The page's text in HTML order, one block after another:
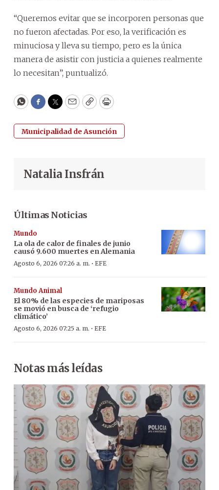
“Queremos evitar que se incorporen personas que
no fueron afectadas. Por eso, la verificación es
minuciosa y lleva su tiempo, pero es la única
manera de asistir con justicia a quienes realmente
lo necesitan”, puntualizó.
WhatsApp
Facebook
Twitter
EmailCopyPrint
Municipalidad de Asunción
Natalia Insfrán
Últimas Noticias
Mundo
La ola de calor de finales de junio
causó 9.600 muertes en Alemania
Agosto 6, 2026 07:26 a. m. · EFE
Mundo Animal
El 80% de las especies de mariposas
se movió en busca de ‘refugio
climático’
Agosto 6, 2026 07:25 a. m. · EFE
Notas más leídas